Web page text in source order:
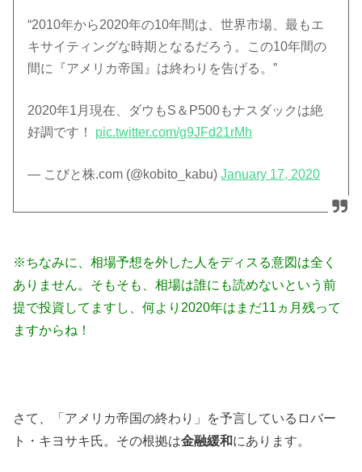
“2010年から2020年の10年間は、世界市場、最もエ
キサイティングな時期となるだろう。この10年間の
間に『アメリカ帝国』は終わりを告げる。”
2020年1月現在、ダウもS＆P500もナスダックは絶
好調です！ pic.twitter.com/g9JFd21rMh
— こびと株.com (@kobito_kabu)January 17, 2020
※ちなみに、相場予想を外した人をディスる意図は全く
ありません。そもそも、相場は誰にも読めないという前
提で投資してますし、何より2020年はまだ11ヵ月残って
ますからね！
さて、「アメリカ帝国の終わり」を予言しているロバー
ト・キヨサキ氏。その根拠は金融緩和にあります。